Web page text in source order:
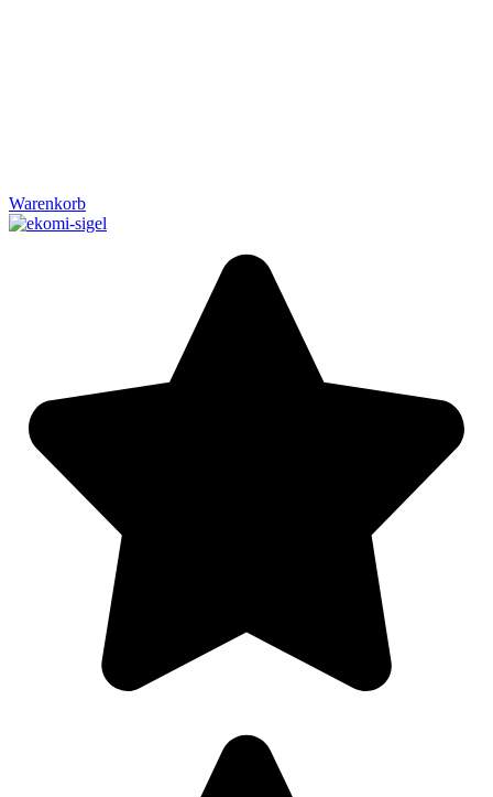
Warenkorb